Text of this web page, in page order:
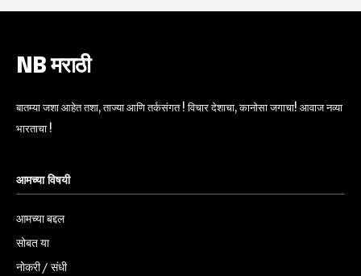
NB मराठी
बातम्या जशा आहेत तशा, ताज्या आणि तर्कसंगत ! विचार देशाचा, कानोसा जगाचा! आवाज नव्या
भारताचा !
आमच्या विषयी
आमच्या बद्दल
सोबत या
नोकरी / संधी